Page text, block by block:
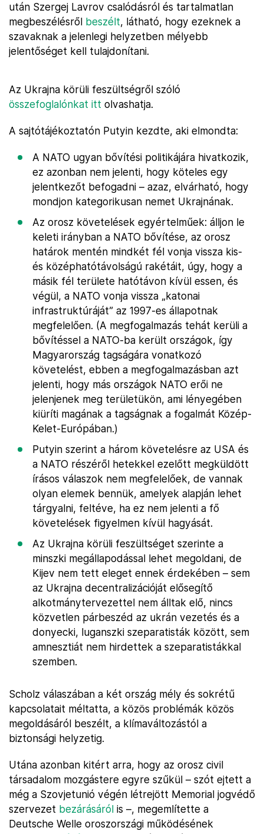
után Szergej Lavrov csalódásról és tartalmatlan
megbeszélésről beszélt, látható, hogy ezeknek a
szavaknak a jelenlegi helyzetben mélyebb
jelentőséget kell tulajdonítani.
Az Ukrajna körüli feszültségről szóló
összefoglalónkat itt olvashatja.
A sajtótájékoztatón Putyin kezdte, aki elmondta:
A NATO ugyan bővítési politikájára hivatkozik,
ez azonban nem jelenti, hogy köteles egy
jelentkezőt befogadni – azaz, elvárható, hogy
mondjon kategorikusan nemet Ukrajnának.
Az orosz követelések egyértelműek: álljon le
keleti irányban a NATO bővítése, az orosz
határok mentén mindkét fél vonja vissza kis-
és középhatótávolságú rakétáit, úgy, hogy a
másik fél területe hatótávon kívül essen, és
végül, a NATO vonja vissza „katonai
infrastruktúráját” az 1997-es állapotnak
megfelelően. (A megfogalmazás tehát kerüli a
bővítéssel a NATO-ba került országok, így
Magyarország tagságára vonatkozó
követelést, ebben a megfogalmazásban azt
jelenti, hogy más országok NATO erői ne
jelenjenek meg területükön, ami lényegében
kiüríti magának a tagságnak a fogalmát Közép-
Kelet-Európában.)
Putyin szerint a három követelésre az USA és
a NATO részéről hetekkel ezelőtt megküldött
írásos válaszok nem megfelelőek, de vannak
olyan elemek bennük, amelyek alapján lehet
tárgyalni, feltéve, ha ez nem jelenti a fő
követelések figyelmen kívül hagyását.
Az Ukrajna körüli feszültséget szerinte a
minszki megállapodással lehet megoldani, de
Kijev nem tett eleget ennek érdekében – sem
az Ukrajna decentralizációját elősegítő
alkotmánytervezettel nem álltak elő, nincs
közvetlen párbeszéd az ukrán vezetés és a
donyecki, luganszki szeparatisták között, sem
amnesztiát nem hirdettek a szeparatistákkal
szemben.
Scholz válaszában a két ország mély és sokrétű
kapcsolatait méltatta, a közös problémák közös
megoldásáról beszélt, a klímaváltozástól a
biztonsági helyzetig.
Utána azonban kitért arra, hogy az orosz civil
társadalom mozgástere egyre szűkül – szót ejtett a
még a Szovjetunió végén létrejött Memorial jogvédő
szervezet bezárásáról is –, megemlítette a
Deutsche Welle oroszországi működésének